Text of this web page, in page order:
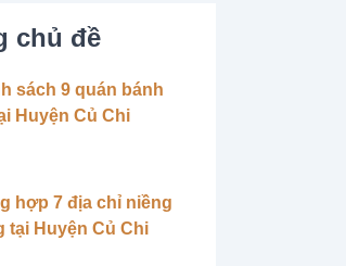
chủ đề
sách 9 quán bánh
Huyện Củ Chi
hợp 7 địa chỉ niềng
tại Huyện Củ Chi